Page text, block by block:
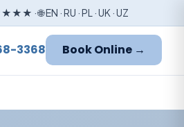
· 🌐 EN · RU · PL · UK · UZ
3368 Book Online →